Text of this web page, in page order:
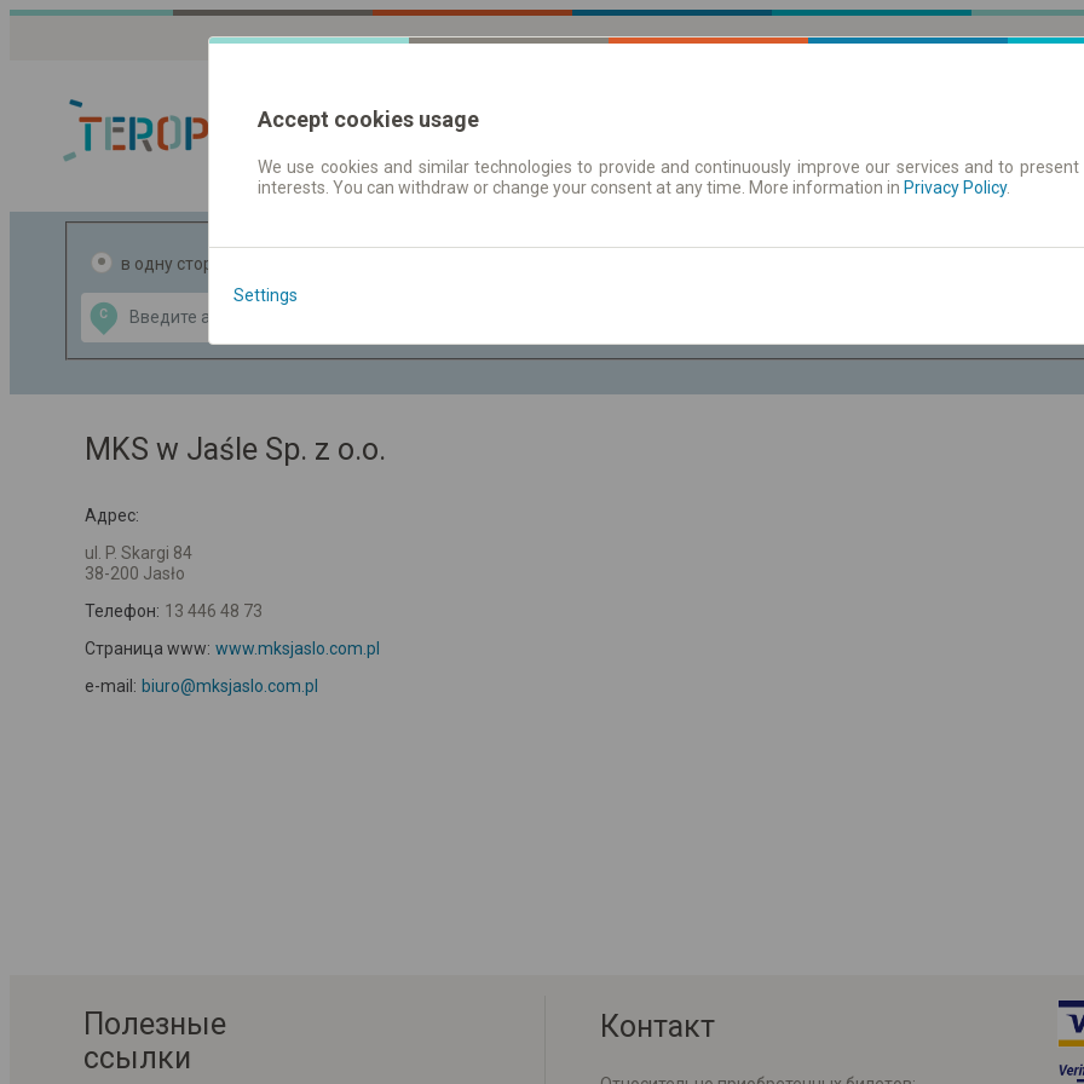
Расписания движения Расписания на остановках
в одну сторону
С
Data CC-BY-SA
OpenStreetMap
GeoLite data by
MKS w Jaśle Sp. z o.o.
Адрес:
ul. P. Skargi 84
38-200 Jasło
Телефон: 13 446 48 73
Страница www: www.mksjaslo.com.pl
e-mail: biuro@mksjaslo.com.pl
Полезные
ссылки
Контакт
Accept cookies usage
We use cookies and similar technologies to provide and continuously improve our services and to
interests. You can withdraw or change your consent at any time. More information in Privacy Policy.
Settings